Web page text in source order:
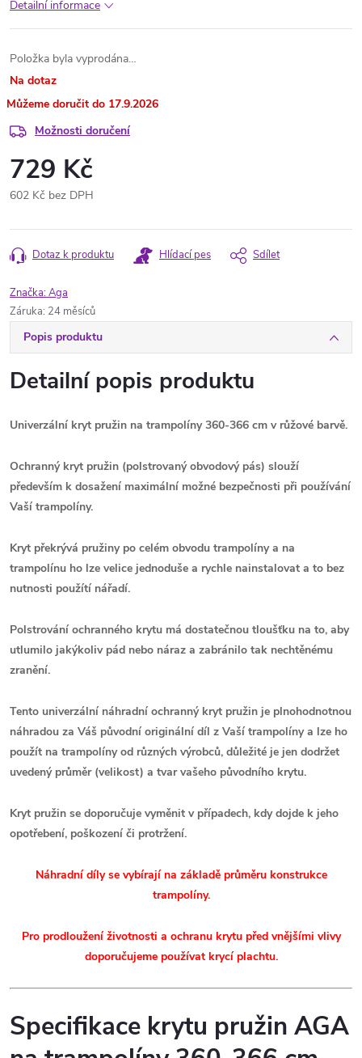
Detailní informace
Položka byla vyprodána…
Na dotaz
17.9.2026
Možnosti doručení
729 Kč
602 Kč bez DPH
cena:
Dotaz k produktu Hlídací pes Sdílet
Značka:Aga
Záruka: 24 měsíců
Popis produktu
Detailní popis produktu
Univerzální kryt pružin na trampolíny 360-366 cm v růžové barvě.
Ochranný kryt pružin (polstrovaný obvodový pás) slouží
především k dosažení maximální možné bezpečnosti při používání
Vaší trampolíny.
Kryt překrývá pružiny po celém obvodu trampolíny a na
trampolínu ho lze velice jednoduše a rychle nainstalovat a to bez
nutnosti použítí nářadí.
Polstrování ochranného krytu má dostatečnou tloušťku na to, aby
utlumilo jakýkoliv pád nebo náraz a zabránilo tak nechtěnému
zranění.
Tento univerzální náhradní ochranný kryt pružin je plnohodnotnou
náhradou za Váš původní originální díl z Vaší trampolíny a lze ho
použít na trampolíny od různých výrobců, důležité je jen dodržet
uvedený průměr (velikost) a tvar vašeho původního krytu.
Kryt pružin se doporučuje vyměnit v případech, kdy dojde k jeho
opotřebení, poškození či protržení.
Náhradní díly se vybírají na základě průměru konstrukce
trampolíny.
Pro prodloužení životnosti a ochranu krytu před vnějšími vlivy
doporučujeme používat krycí plachtu.
Specifikace krytu pružin AGA